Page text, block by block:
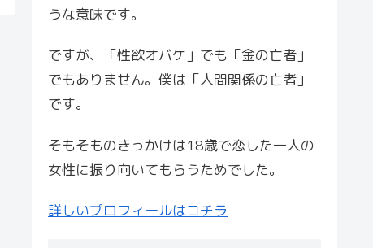
うな意味です。
ですが、「性欲オバケ」でも「金の亡者」
でもありません。僕は「人間関係の亡者」
です。
そもそものきっかけは18歳で恋した一人の
女性に振り向いてもらうためでした。
詳しいプロフィールはコチラ